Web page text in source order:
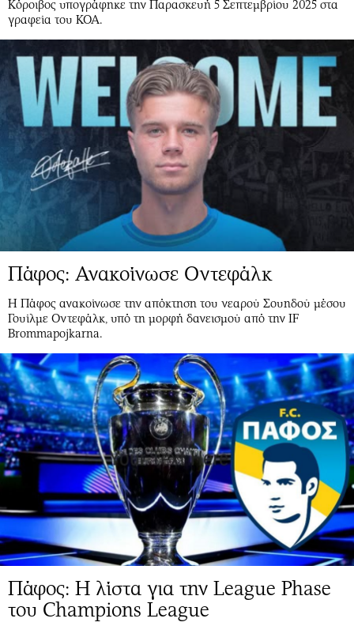
Κόροιβος υπογράφηκε την Παρασκευή 5 Σεπτεμβρίου 2025 στα
γραφεία του ΚΟΑ.
Πάφος: Ανακοίνωσε Οντεφάλκ
Η Πάφος ανακοίνωσε την απόκτηση του νεαρού Σουηδού μέσου
Γουίλμε Οντεφάλκ, υπό τη μορφή δανεισμού από την IF
Brommapojkarna.
Πάφος: Η λίστα για την League Phase
του Champions League